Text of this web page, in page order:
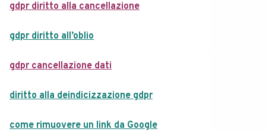
gdpr diritto alla cancellazione
gdpr diritto all’oblio
gdpr cancellazione dati
diritto alla deindicizzazione gdpr
come rimuovere un link da Google